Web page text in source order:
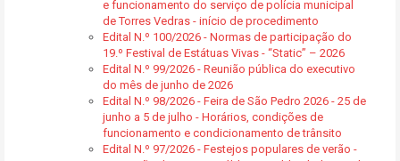
e funcionamento do serviço de polícia municipal
de Torres Vedras - início de procedimento
Edital N.º 100/2026 - Normas de participação do
19.º Festival de Estátuas Vivas - “Static” – 2026
Edital N.º 99/2026 - Reunião pública do executivo
do mês de junho de 2026
Edital N.º 98/2026 - Feira de São Pedro 2026 - 25 de
junho a 5 de julho - Horários, condições de
funcionamento e condicionamento de trânsito
Edital N.º 97/2026 - Festejos populares de verão -